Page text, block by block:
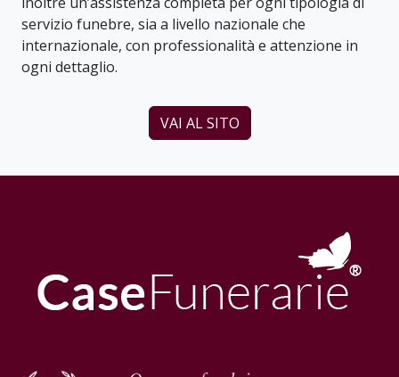
servizio funebre, sia a livello nazionale che
internazionale, con professionalità e attenzione in
ogni dettaglio.
VAI AL SITO